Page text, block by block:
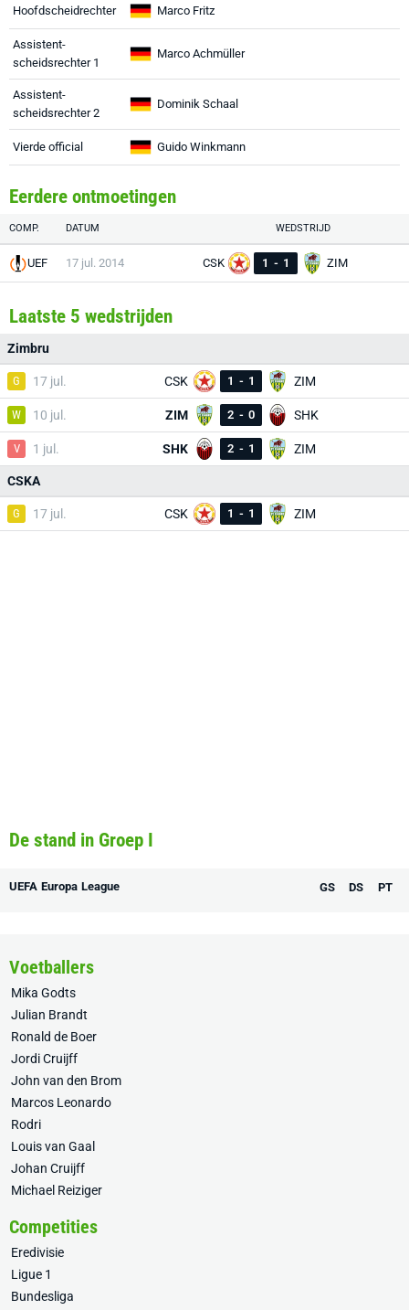
Hoofdscheidrechter Marco Fritz
Assistent-
scheidsrechter 1
Marco Achmüller
Assistent-
scheidsrechter 2
Dominik Schaal
Vierde official Guido Winkmann
Eerdere ontmoetingen
COMP. DATUM WEDSTRIJD
UEF 17 jul. 2014 CSK 1 - 1 ZIM
Laatste 5 wedstrijden
Zimbru
G 17 jul. CSK 1 - 1 ZIM
W 10 jul. ZIM 2 - 0 SHK
V 1 jul. SHK 2 - 1 ZIM
CSKA
G 17 jul. CSK 1 - 1 ZIM
De stand in Groep I
UEFA Europa League GS DS PT
Voetballers
Mika Godts
Julian Brandt
Ronald de Boer
Jordi Cruijff
John van den Brom
Marcos Leonardo
Rodri
Louis van Gaal
Johan Cruijff
Michael Reiziger
Competities
Eredivisie
Ligue 1
Bundesliga